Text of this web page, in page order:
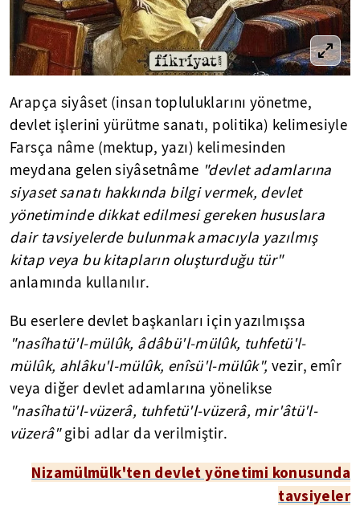
Arapça siyâset (insan topluluklarını yönetme,
devlet işlerini yürütme sanatı, politika) kelimesiyle
Farsça nâme (mektup, yazı) kelimesinden
meydana gelen siyâsetnâme "devlet adamlarına
siyaset sanatı hakkında bilgi vermek, devlet
yönetiminde dikkat edilmesi gereken hususlara
dair tavsiyelerde bulunmak amacıyla yazılmış
kitap veya bu kitapların oluşturduğu tür"
anlamında kullanılır.
Bu eserlere devlet başkanları için yazılmışsa
"nasîhatü'l-mülûk, âdâbü'l-mülûk, tuhfetü'l-
mülûk, ahlâku'l-mülûk, enîsü'l-mülûk", vezir, emîr
veya diğer devlet adamlarına yönelikse
"nasîhatü'l-vüzerâ, tuhfetü'l-vüzerâ, mir'âtü'l-
vüzerâ"gibi adlar da verilmiştir.
Nizamülmülk'ten devlet yönetimi konusunda
tavsiyeler